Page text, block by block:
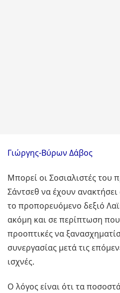
Γιώργης-Βύρων Δάβος
Μπορεί οι Σοσιαλιστές
Σάντσεθ να έχουν
το προπορευόμενο δεξιό
ακόμη και σε περίπτωση
προοπτικές να
συνεργασίας μετά τις
ισχνές.
Ο λόγος είναι ότι τα